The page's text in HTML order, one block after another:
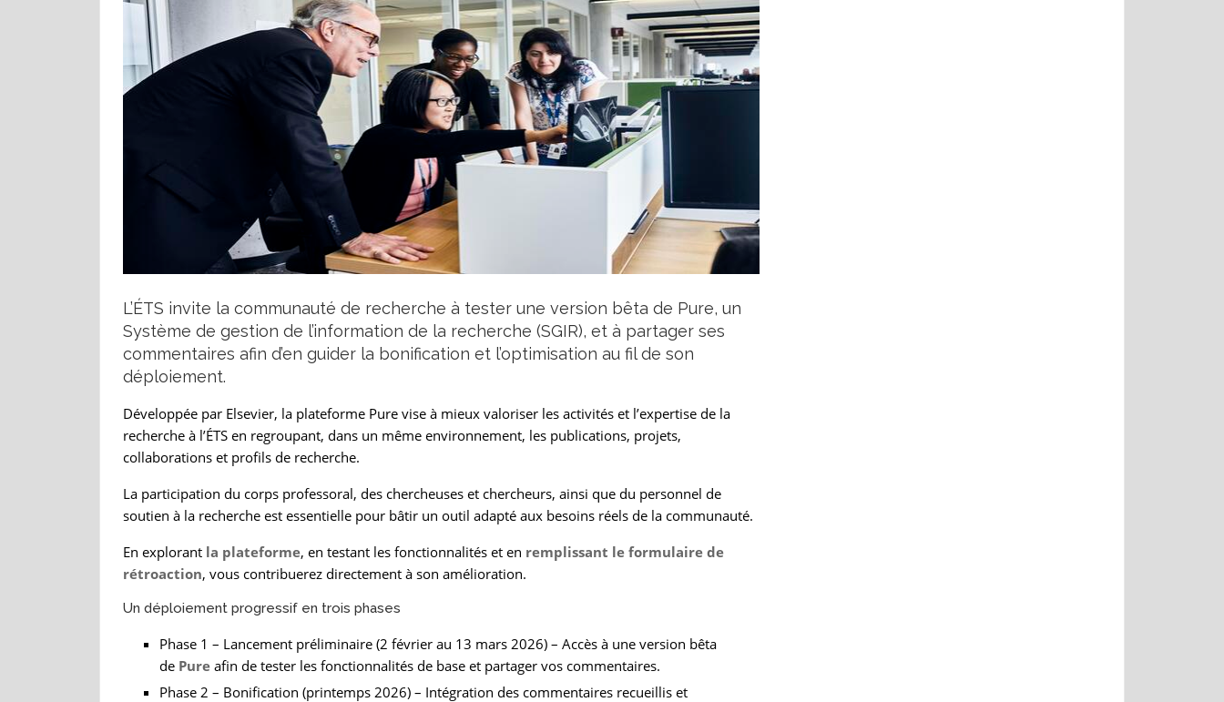
L’ÉTS invite la communauté de recherche à tester une version bêta de Pure, un
Système de gestion de l’information de la recherche (SGIR), et à partager ses
commentaires afin d’en guider la bonification et l’optimisation au fil de son
déploiement.
Développée par Elsevier, la plateforme Pure vise à mieux valoriser les activités et l’expertise de la
recherche à l’ÉTS en regroupant, dans un même environnement, les publications, projets,
collaborations et profils de recherche.
La participation du corps professoral, des chercheuses et chercheurs, ainsi que du personnel de
soutien à la recherche est essentielle pour bâtir un outil adapté aux besoins réels de la communauté.
En explorant la plateforme, en testant les fonctionnalités et en remplissant le formulaire de
rétroaction, vous contribuerez directement à son amélioration.
Un déploiement progressif en trois phases
Phase 1 – Lancement préliminaire (2 février au 13 mars 2026) – Accès à une version bêta
de Pureafin de tester les fonctionnalités de base et partager vos commentaires.
Phase 2 – Bonification (printemps 2026) – Intégration des commentaires recueillis et